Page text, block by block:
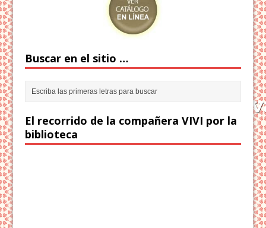
Buscar en el sitio …
El recorrido de la compañera VIVI por la
biblioteca